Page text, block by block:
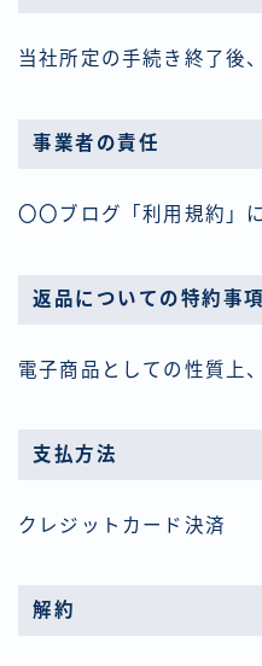
当社所定の手続き終了後
事業者の責任
〇〇ブログ「利用規約」
返品についての特約事項
電子商品としての性質上
支払方法
クレジットカード決済
解約